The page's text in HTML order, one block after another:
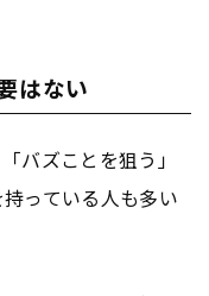
はない
バズことを狙う」
っている人も多い